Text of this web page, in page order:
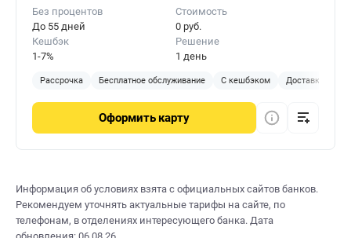
Без процентов
До 55 дней
Стоимость
0 руб.
Кешбэк
1-7%
Решение
1 день
Рассрочка Бесплатное обслуживание С кешбэком Доставка на
Оформить карту
Информация об условиях взята с официальных сайтов банков.
Рекомендуем уточнять актуальные тарифы на сайте, по
телефонам, в отделениях интересующего банка. Дата